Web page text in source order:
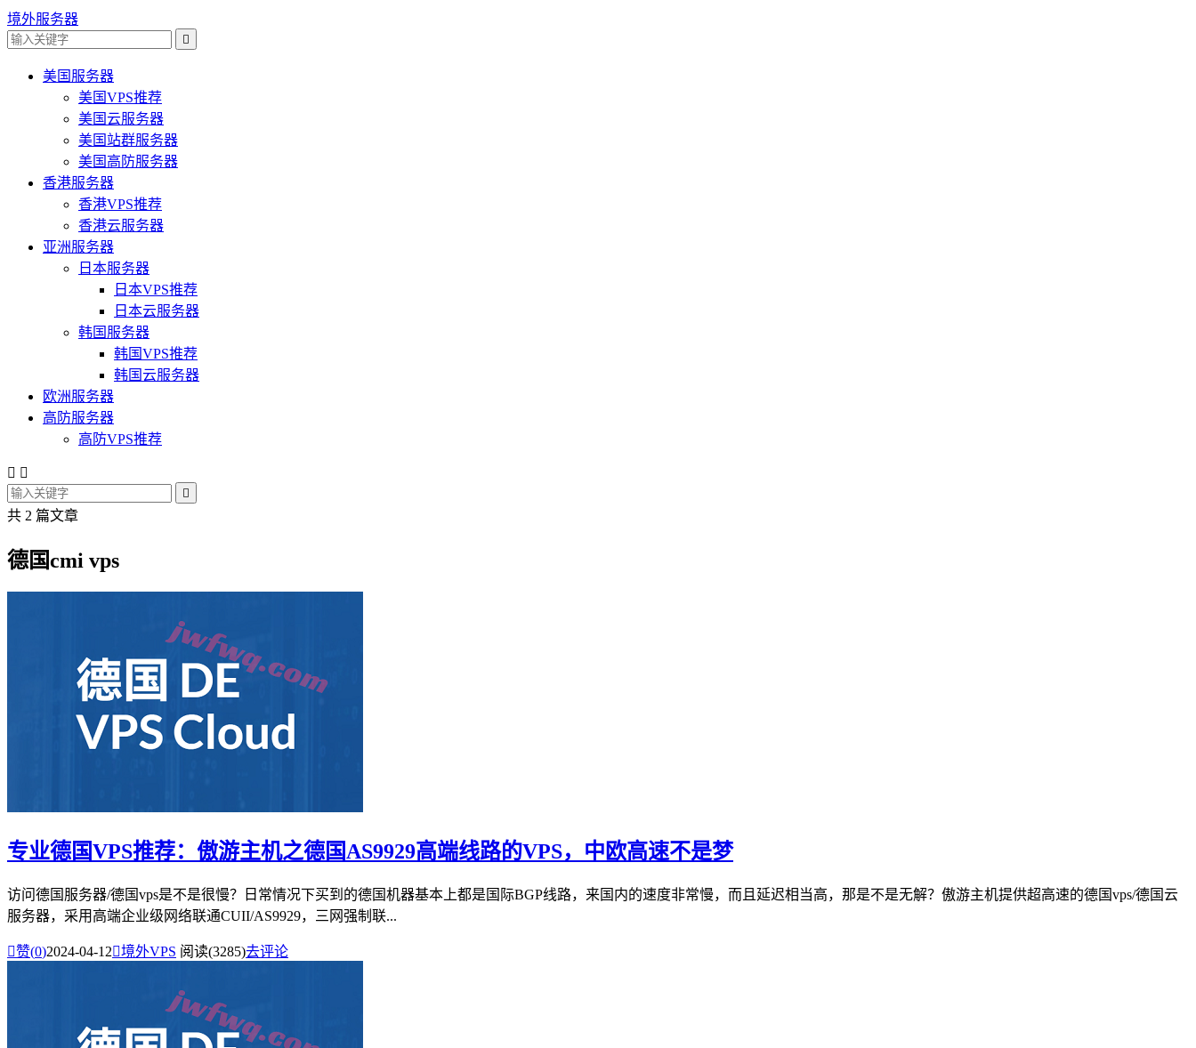
境外服务器

美国服务器
美国VPS推荐
美国云服务器
美国站群服务器
美国高防服务器
香港服务器
香港VPS推荐
香港云服务器
亚洲服务器
日本服务器
日本VPS推荐
日本云服务器
韩国服务器
韩国VPS推荐
韩国云服务器
欧洲服务器
高防服务器
高防VPS推荐
 

共 2 篇文章
德国cmi vps
专业德国VPS推荐：傲游主机之德国AS9929高端线路的VPS，中欧高速不是梦
访问德国服务器/德国vps是不是很慢？日常情况下买到的德国机器基本上都是国际BGP线路，来国内的速度非常慢，而且延迟相当高，那是不是无解？傲游主机提供超高速的德国vps/德国云
服务器，采用高端企业级网络联通CUII/AS9929，三网强制联...
赞(0)2024-04-12境外VPS 阅读(3285)去评论